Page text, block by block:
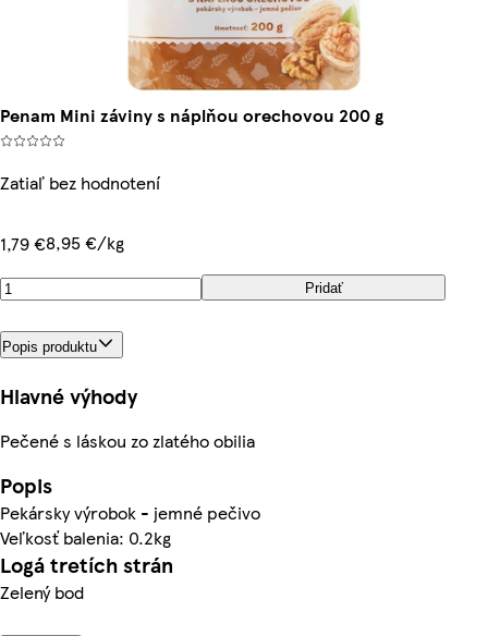
Penam Mini záviny s náplňou orechovou 200 g
Zatiaľ bez hodnotení
1,79 €8,95 €/kg
Pridať
Popis produktu
Hlavné výhody
Pečené s láskou zo zlatého obilia
Popis
Pekársky výrobok - jemné pečivo
Veľkosť balenia: 0.2kg
Logá tretích strán
Zelený bod